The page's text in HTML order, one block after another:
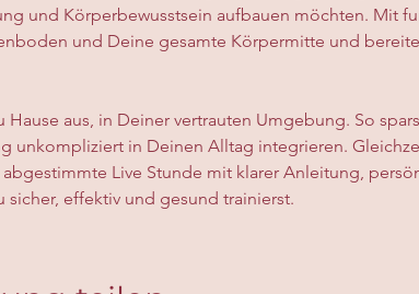
und Körperbewusstsein aufbauen möchten. Mit
und Deine gesamte Körpermitte und
Hause aus, in Deiner vertrauten Umgebung. So
unkompliziert in Deinen Alltag integrieren.
Live Stunde mit klarer Anleitung,
effektiv und gesund trainierst.